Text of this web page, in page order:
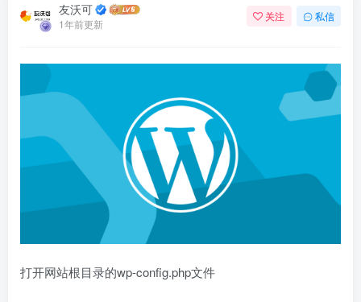
友沃可
1年前更新
关注 私信
打开网站根目录的wp-config.php文件